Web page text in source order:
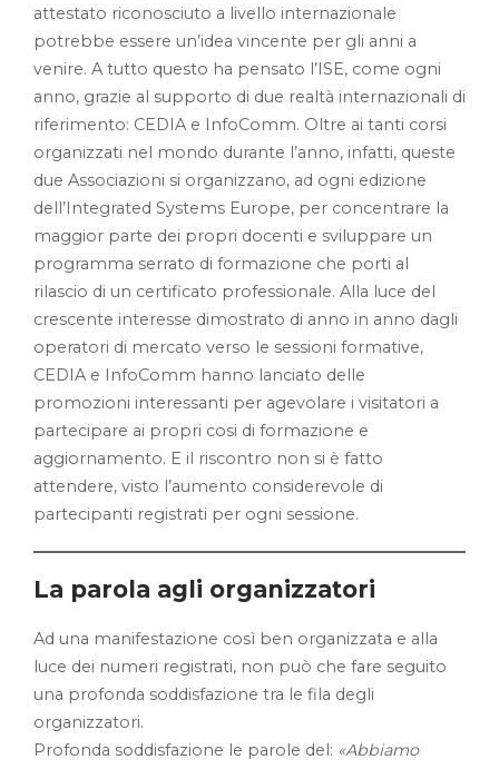
attestato riconosciuto a livello internazionale
potrebbe essere un’idea vincente per gli anni a
venire. A tutto questo ha pensato l’ISE, come ogni
anno, grazie al supporto di due realtà internazionali di
riferimento: CEDIA e InfoComm. Oltre ai tanti corsi
organizzati nel mondo durante l’anno, infatti, queste
due Associazioni si organizzano, ad ogni edizione
dell’Integrated Systems Europe, per concentrare la
maggior parte dei propri docenti e sviluppare un
programma serrato di formazione che porti al
rilascio di un certificato professionale. Alla luce del
crescente interesse dimostrato di anno in anno dagli
operatori di mercato verso le sessioni formative,
CEDIA e InfoComm hanno lanciato delle
promozioni interessanti per agevolare i visitatori a
partecipare ai propri cosi di formazione e
aggiornamento. E il riscontro non si è fatto
attendere, visto l’aumento considerevole di
partecipanti registrati per ogni sessione.
La parola agli organizzatori
Ad una manifestazione così ben organizzata e alla
luce dei numeri registrati, non può che fare seguito
una profonda soddisfazione tra le fila degli
organizzatori.
Profonda soddisfazione le parole del: «Abbiamo